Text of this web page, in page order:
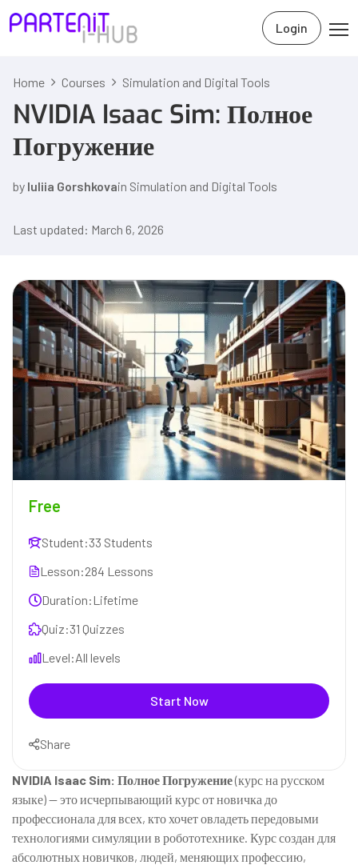
Login
Home Courses Simulation and Digital Tools
NVIDIA Isaac Sim: Полное
Погружение
by Iuliia Gorshkovain Simulation and Digital Tools
Last updated: March 6, 2026
NVIDIA Isaac Sim: Полное Погружение(курс на русском
языке) — это исчерпывающий курс от новичка до
профессионала для всех, кто хочет овладеть передовыми
технологиями симуляции в робототехнике. Курс создан для
абсолютных новичков, людей, меняющих профессию,
Free
Student:33 Students
Lesson:284 Lessons
Duration:Lifetime
Quiz:31 Quizzes
Level:All levels
Start Now
Share